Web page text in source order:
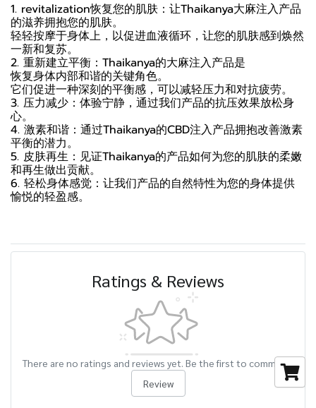
1. revitalization恢复您的肌肤：让Thaikanya大麻注入产品
的滋养拥抱您的肌肤。
轻轻按摩于身体上，以促进血液循环，让您的肌肤感到焕然
一新和复苏。
2. 重新建立平衡：Thaikanya的大麻注入产品是
恢复身体内部和谐的关键角色。
它们促进一种深刻的平衡感，可以减轻压力和对抗疲劳。
3. 压力减少：体验宁静，通过我们产品的抗压效果放松身
心。
4. 激素和谐：通过Thaikanya的CBD注入产品拥抱改善激素
平衡的潜力。
5. 皮肤再生：见证Thaikanya的产品如何为您的肌肤的柔嫩
和再生做出贡献。
6. 轻松身体感觉：让我们产品的自然特性为您的身体提供
愉悦的轻盈感。
Ratings & Reviews
There are no ratings and reviews yet. Be the first to comment.
Review